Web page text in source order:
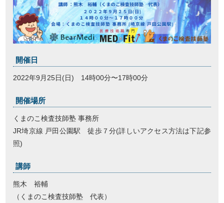
開催日
2022年9月25日(日) 14時00分〜17時00分
開催場所
くまのこ検査技師塾 事務所
JR埼京線 戸田公園駅 徒歩７分(詳しいアクセス方法は下記参
照)
講師
熊木 裕輔
（くまのこ検査技師塾 代表）